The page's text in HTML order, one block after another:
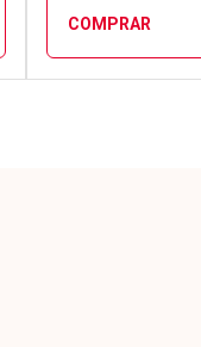
COMPRAR